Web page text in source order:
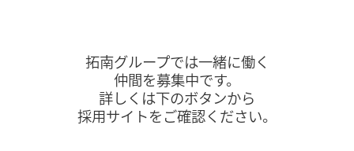
拓南グループでは一緒に働く
仲間を募集中です。
詳しくは下のボタンから
採用サイトをご確認ください。